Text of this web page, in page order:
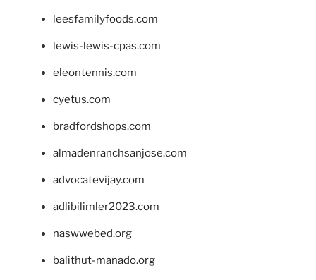
leesfamilyfoods.com
lewis-lewis-cpas.com
eleontennis.com
cyetus.com
bradfordshops.com
almadenranchsanjose.com
advocatevijay.com
adlibilimler2023.com
naswwebed.org
balithut-manado.org